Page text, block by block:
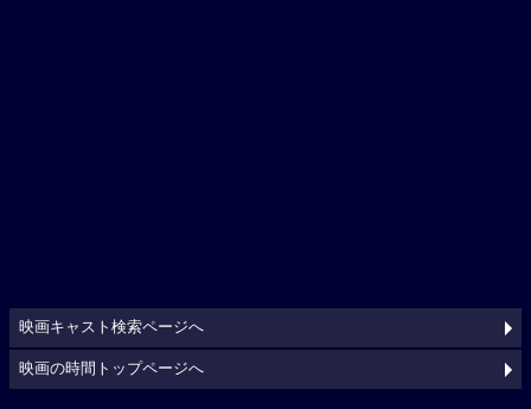
映画キャスト検索ページへ
映画の時間トップページへ